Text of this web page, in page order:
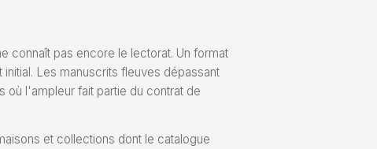
connaît pas encore le lectorat. Un format
Les manuscrits fleuves dépassant
où l'ampleur fait partie du contrat de
et collections dont le catalogue